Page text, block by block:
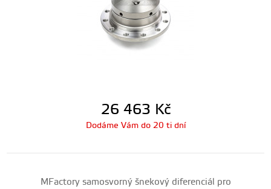
26 463 Kč
Dodáme Vám do 20 ti dní
MFactory samosvorný šnekový diferenciál pro